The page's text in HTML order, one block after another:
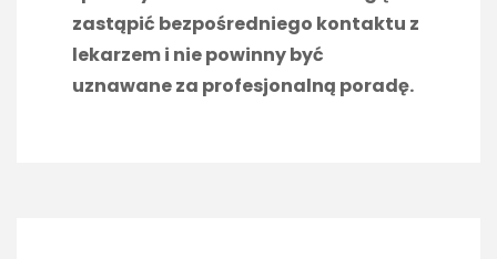
zastąpić bezpośredniego kontaktu z
lekarzem i nie powinny być
uznawane za profesjonalną poradę.